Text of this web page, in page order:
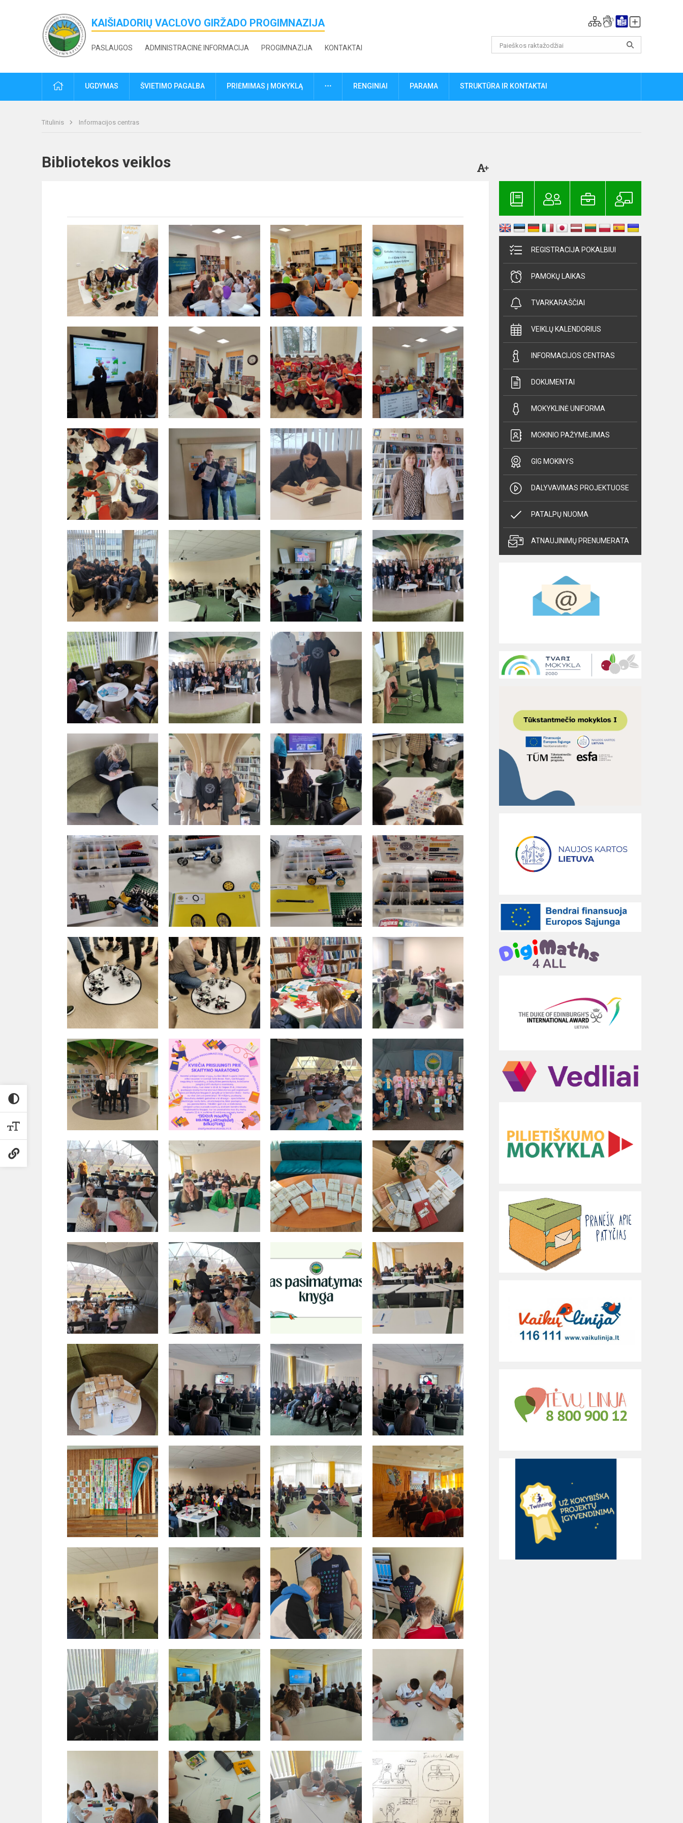
KAIŠIADORIŲ VACLOVO GIRŽADO PROGIMNAZIJA
PASLAUGOS ADMINISTRACINĖ INFORMACIJA PROGIMNAZIJA KONTAKTAI
PRADŽIAUGDYMAS ŠVIETIMO PAGALBA PRIĖMIMAS Į MOKYKLĄ DAUGIAURENGINIAI PARAMA STRUKTŪRA IR KONTAKTAI
Titulinis Informacijos centras
Bibliotekos veiklos
REGISTRACIJA POKALBIUI
PAMOKŲ LAIKAS
TVARKARAŠČIAI
VEIKLŲ KALENDORIUS
INFORMACIJOS CENTRAS
DOKUMENTAI
MOKYKLINĖ UNIFORMA
MOKINIO PAŽYMĖJIMAS
GIG MOKINYS
DALYVAVIMAS PROJEKTUOSE
PATALPŲ NUOMA
ATNAUJINIMŲ PRENUMERATA